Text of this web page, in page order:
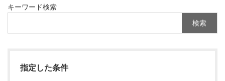
キーワード検索
指定した条件